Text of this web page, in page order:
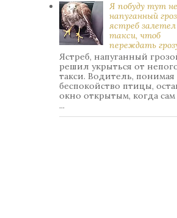
Я побуду тут
нaпуганный
ястрeб залетел
такси, чтоб
переждать
Ястреб, напуганный
решил укрыться от
такси. Водитель, понимая
беспокойство птицы,
окно открытым, когда
...